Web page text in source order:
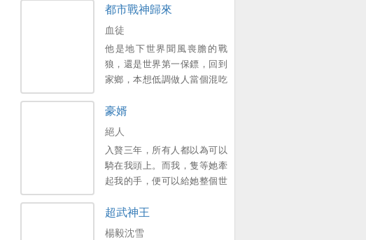
都市戰神歸來
血徒
他是地下世界聞風喪膽的戰
狼，還是世界第一保鏢，回到
家鄉，本想低調做人當個混吃
經一次意外的邂逅，讓公司的
美女總裁認出來，並與他簽下
婚前協議，他能想起這個美女
總裁是誰嗎？曾經的戰神雖已
卸甲，但是！若有戰，召必
回，戰必勝！。
豪婿
絕人
入贅三年，所有人都以為可以
騎在我頭上。而我，隻等她牽
起我的手，便可以給她整個世
三更。喜歡的多多支援，點個
收藏，謝謝各位大佬。。
超武神王
楊毅沈雪